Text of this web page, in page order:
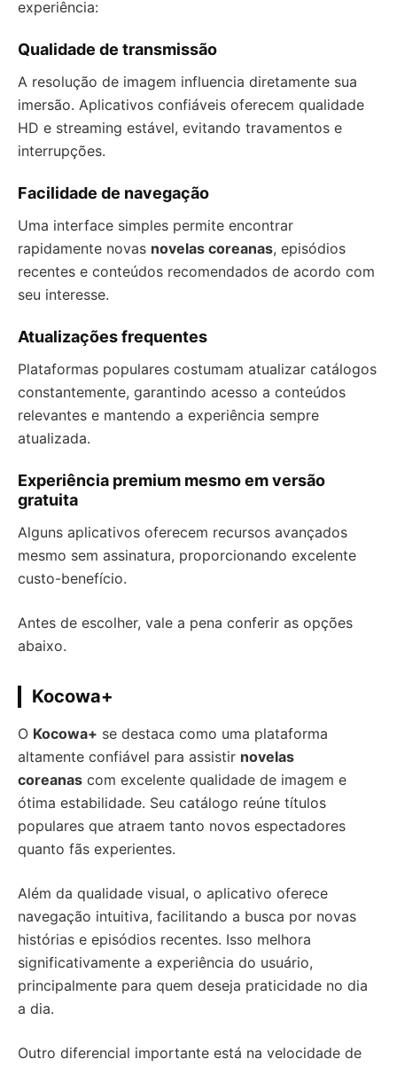
experiência:
Qualidade de transmissão
A resolução de imagem influencia diretamente sua
imersão. Aplicativos confiáveis oferecem qualidade
HD e streaming estável, evitando travamentos e
interrupções.
Facilidade de navegação
Uma interface simples permite encontrar
rapidamente novas novelas coreanas, episódios
recentes e conteúdos recomendados de acordo com
seu interesse.
Atualizações frequentes
Plataformas populares costumam atualizar catálogos
constantemente, garantindo acesso a conteúdos
relevantes e mantendo a experiência sempre
atualizada.
Experiência premium mesmo em versão
gratuita
Alguns aplicativos oferecem recursos avançados
mesmo sem assinatura, proporcionando excelente
custo-benefício.
Antes de escolher, vale a pena conferir as opções
abaixo.
Kocowa+
O Kocowa+ se destaca como uma plataforma
altamente confiável para assistir novelas
coreanas com excelente qualidade de imagem e
ótima estabilidade. Seu catálogo reúne títulos
populares que atraem tanto novos espectadores
quanto fãs experientes.
Além da qualidade visual, o aplicativo oferece
navegação intuitiva, facilitando a busca por novas
histórias e episódios recentes. Isso melhora
significativamente a experiência do usuário,
principalmente para quem deseja praticidade no dia
a dia.
Outro diferencial importante está na velocidade de